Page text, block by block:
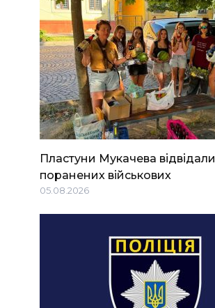
Пластуни Мукачева відвідали
поранених військових
05.08.2026